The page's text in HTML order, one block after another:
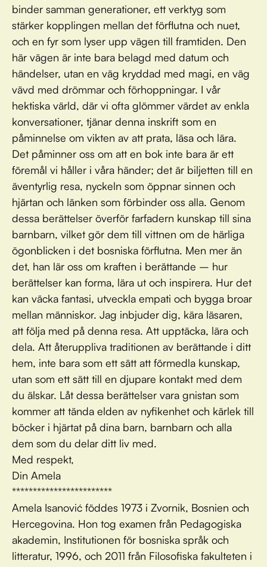
binder samman generationer, ett verktyg som
stärker kopplingen mellan det förflutna och nuet,
och en fyr som lyser upp vägen till framtiden. Den
här vägen är inte bara belagd med datum och
händelser, utan en väg kryddad med magi, en väg
vävd med drömmar och förhoppningar. I vår
hektiska värld, där vi ofta glömmer värdet av enkla
konversationer, tjänar denna inskrift som en
påminnelse om vikten av att prata, läsa och lära.
Det påminner oss om att en bok inte bara är ett
föremål vi håller i våra händer; det är biljetten till en
äventyrlig resa, nyckeln som öppnar sinnen och
hjärtan och länken som förbinder oss alla. Genom
dessa berättelser överför farfadern kunskap till sina
barnbarn, vilket gör dem till vittnen om de härliga
ögonblicken i det bosniska förflutna. Men mer än
det, han lär oss om kraften i berättande – hur
berättelser kan forma, lära ut och inspirera. Hur det
kan väcka fantasi, utveckla empati och bygga broar
mellan människor. Jag inbjuder dig, kära läsaren,
att följa med på denna resa. Att upptäcka, lära och
dela. Att återuppliva traditionen av berättande i ditt
hem, inte bara som ett sätt att förmedla kunskap,
utan som ett sätt till en djupare kontakt med dem
du älskar. Låt dessa berättelser vara gnistan som
kommer att tända elden av nyfikenhet och kärlek till
böcker i hjärtat på dina barn, barnbarn och alla
dem som du delar ditt liv med.
Med respekt,
Din Amela
************************
Amela Isanović föddes 1973 i Zvornik, Bosnien och
Hercegovina. Hon tog examen från Pedagogiska
akademin, Institutionen för bosniska språk och
litteratur, 1996, och 2011 från Filosofiska fakulteten i